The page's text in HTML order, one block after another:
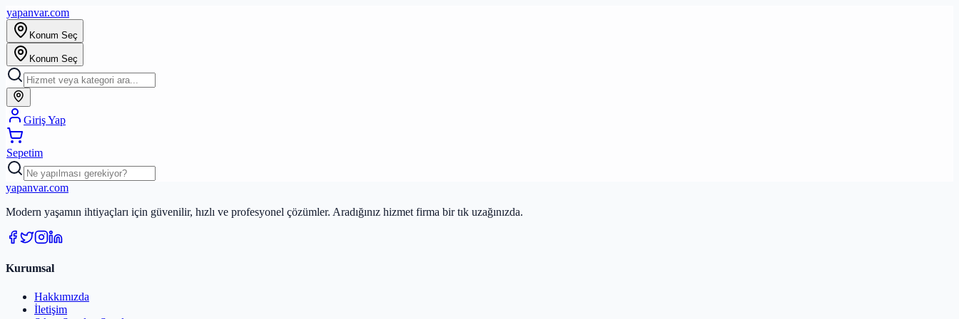
yapanvar.com
Konum Seç
Konum Seç
Giriş Yap
Sepetim
yapanvar.com
Modern yaşamın ihtiyaçları için güvenilir, hızlı ve profesyonel çözümler. Aradığınız hizmet firma bir tık uzağınızda.
Kurumsal
Hakkımızda
İletişim